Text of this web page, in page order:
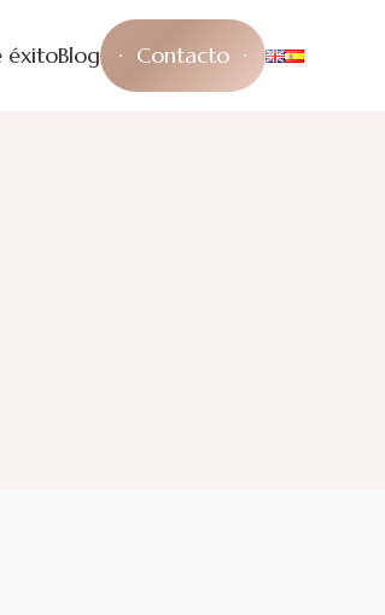
éxitoBlog Contacto